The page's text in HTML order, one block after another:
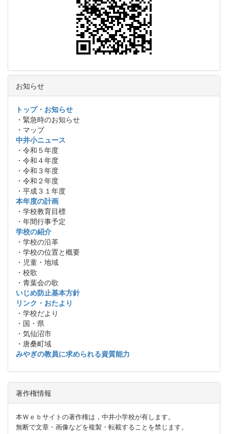
お知らせ
トップ・お知らせ
・緊急時のお知らせ
・マップ
中井小ニュース
・令和５年度
・令和４年度
・令和３年度
・令和２年度
・平成３１年度
本年度の計画
・学校教育目標
・年間行事予定
学校の紹介
・学校の沿革
・学校の位置と概要
・児童・地域
・校歌
・青葉会の歌
いじめ防止基本方針
リンク・おたより
・学校だより
・国・県
・気仙沼市
・唐桑町域
みやぎの教員に求められる資質能力
著作権情報
本Ｗｅｂサイトの著作権は，中井小学校が有します。
無断で文章・画像などを複製・転載することを禁じます。